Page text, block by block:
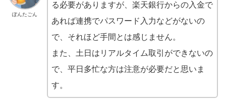
ぽんたごん
る必要がありますが、楽天銀行からの入金で
あれば連携でパスワード入力などがないの
で、それほど手間とは感じません。
また、土日はリアルタイム取引ができないの
で、平日多忙な方は注意が必要だと思いま
す。